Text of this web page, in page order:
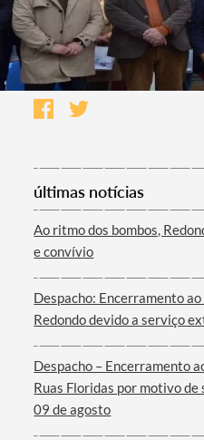
Termo de Pesquisa
últimas notícias
Ao ritmo dos bombos,
e convívio
Despacho: Encerramento
Redondo devido a serviço
Despacho – Encerramento
Ruas Floridas por motivo
09 de agosto